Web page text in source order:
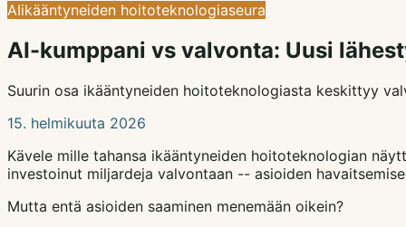
AIikääntyneiden hoitoteknologiaseura
AI-kumppani vs valvonta: Uusi
Suurin osa ikääntyneiden hoitoteknologiasta keskittyy
15. helmikuuta 2026
Kävele mille tahansa ikääntyneiden hoitoteknologian
investoinut miljardeja valvontaan -- asioiden
Mutta entä asioiden saaminen menemään oikein?